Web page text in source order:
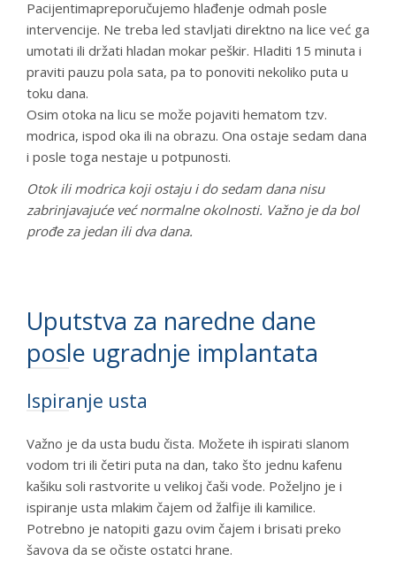
Pacijentimapreporučujemo hlađenje odmah posle
intervencije. Ne treba led stavljati direktno na lice već ga
umotati ili držati hladan mokar peškir. Hladiti 15 minuta i
praviti pauzu pola sata, pa to ponoviti nekoliko puta u
toku dana.
Osim otoka na licu se može pojaviti hematom tzv.
modrica, ispod oka ili na obrazu. Ona ostaje sedam dana
i posle toga nestaje u potpunosti.
Otok ili modrica koji ostaju i do sedam dana nisu
zabrinjavajuće već normalne okolnosti. Važno je da bol
prođe za jedan ili dva dana.
Uputstva za naredne dane
posle ugradnje implantata
Ispiranje usta
Važno je da usta budu čista. Možete ih ispirati slanom
vodom tri ili četiri puta na dan, tako što jednu kafenu
kašiku soli rastvorite u velikoj čaši vode. Poželjno je i
ispiranje usta mlakim čajem od žalfije ili kamilice.
Potrebno je natopiti gazu ovim čajem i brisati preko
šavova da se očiste ostatci hrane.